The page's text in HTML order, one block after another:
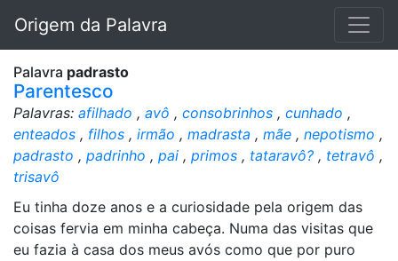
Origem da Palavra
Palavra padrasto
Parentesco
Palavras: afilhado , avô , consobrinhos , cunhado ,
enteados , filhos , irmão , madrasta , mãe , nepotismo ,
padrasto , padrinho , pai , primos , tataravô? , tetravô ,
trisavô
Eu tinha doze anos e a curiosidade pela origem das
coisas fervia em minha cabeça. Numa das visitas que
eu fazia à casa dos meus avós como que por puro